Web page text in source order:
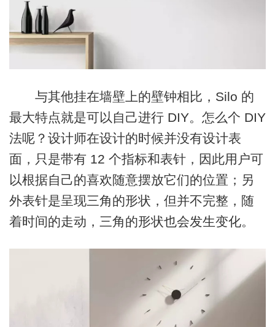
与其他挂在墙壁上的壁钟相比，Silo 的
最大特点就是可以自己进行 DIY。怎么个 DIY
法呢？设计师在设计的时候并没有设计表
面，只是带有 12 个指标和表针，因此用户可
以根据自己的喜欢随意摆放它们的位置；另
外表针是呈现三角的形状，但并不完整，随
着时间的走动，三角的形状也会发生变化。